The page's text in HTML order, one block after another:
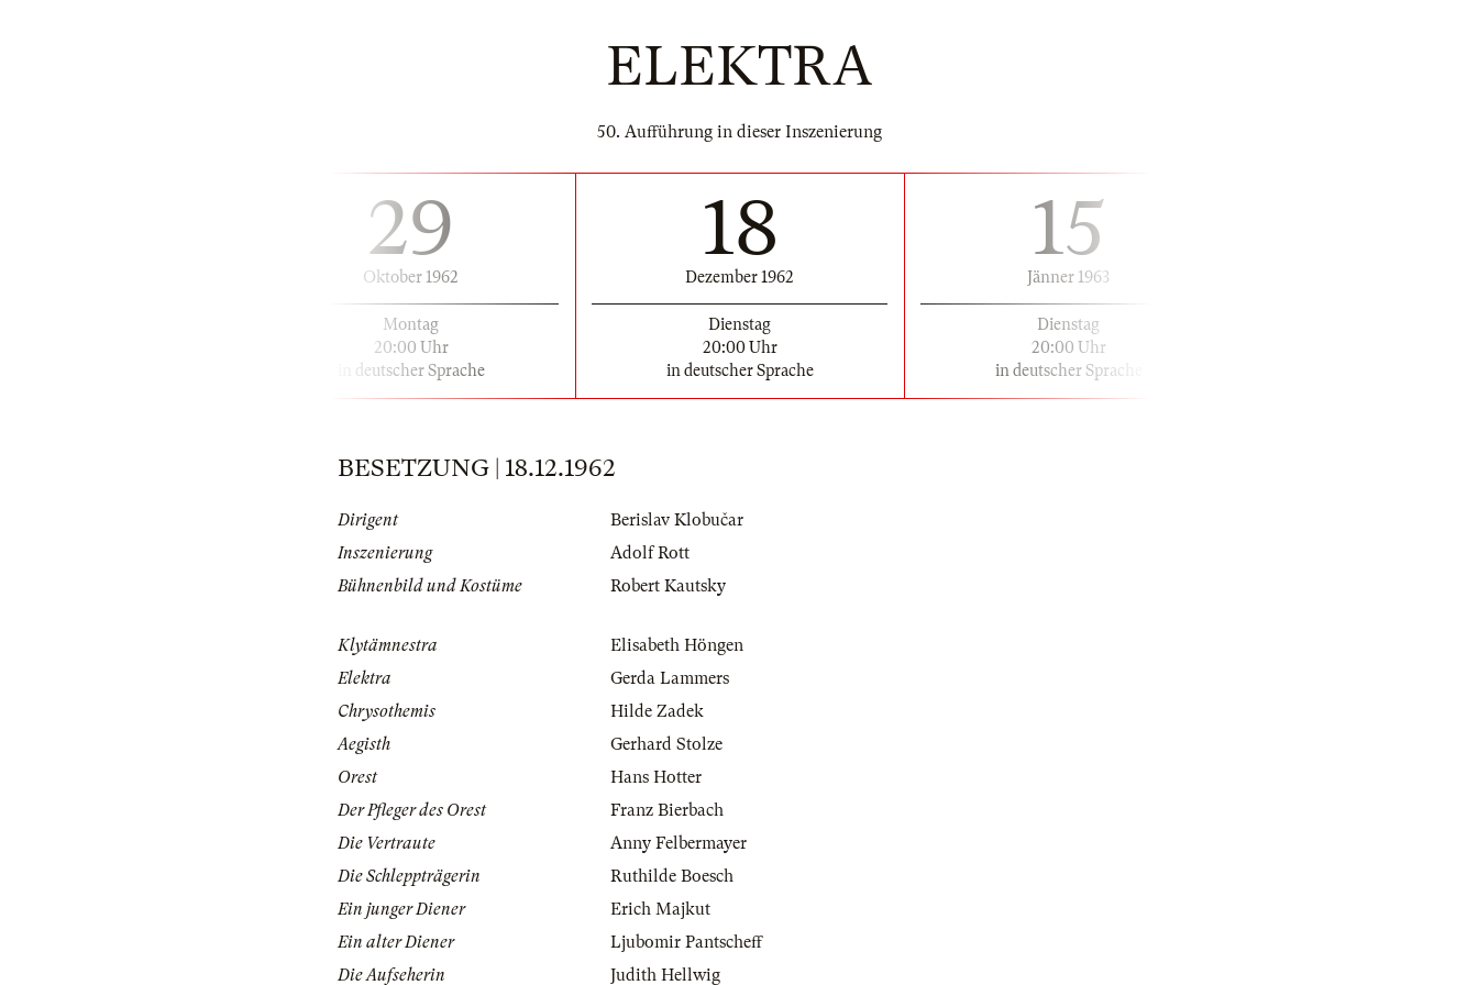
ELEKTRA
50. Aufführung in dieser Inszenierung
29
Oktober 1962
Montag
20:00 Uhr
in deutscher Sprache
18
Dezember 1962
Dienstag
20:00 Uhr
in deutscher Sprache
15
Jänner 1963
Dienstag
20:00 Uhr
in deutscher Sprache
BESETZUNG | 18.12.1962
Dirigent
Berislav Klobučar
Inszenierung
Adolf Rott
Bühnenbild und Kostüme
Robert Kautsky
Klytämnestra
Elisabeth Höngen
Elektra
Gerda Lammers
Chrysothemis
Hilde Zadek
Aegisth
Gerhard Stolze
Orest
Hans Hotter
Der Pfleger des Orest
Franz Bierbach
Die Vertraute
Anny Felbermayer
Die Schleppträgerin
Ruthilde Boesch
Ein junger Diener
Erich Majkut
Ein alter Diener
Ljubomir Pantscheff
Die Aufseherin
Judith Hellwig